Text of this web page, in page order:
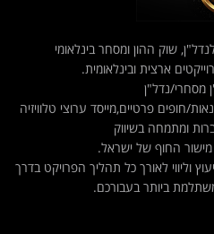
שוק ההון ומסחר בינלאומי
ארצית ובינלאומית.
מסחרי/נדל"ן
חופים פרטיים,מייסד ערוצי טלוויזיה
ומתמחה בשיווק
מישור החוף של ישראל.
וליווי לאורך כל תהליך הפרויקט בדרך
ביותר בעבורכם.